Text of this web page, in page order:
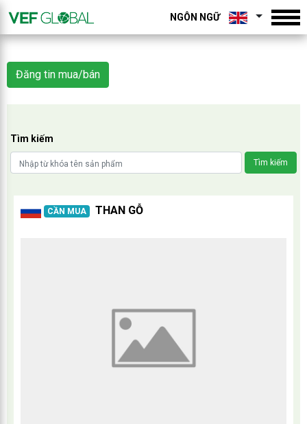
NGÔN NGỮ
Đăng tin mua/bán
Tìm kiếm
Tìm kiếm
CẦN MUA THAN GỖ